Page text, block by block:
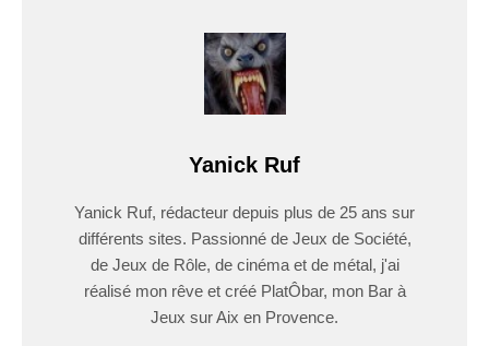
Yanick Ruf
Yanick Ruf, rédacteur depuis plus de 25 ans sur
différents sites. Passionné de Jeux de Société,
de Jeux de Rôle, de cinéma et de métal, j'ai
réalisé mon rêve et créé PlatÔbar, mon Bar à
Jeux sur Aix en Provence.